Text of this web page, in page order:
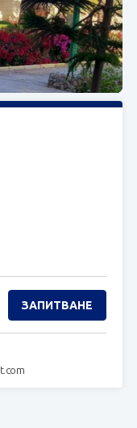
ЗАПИТВАНЕ